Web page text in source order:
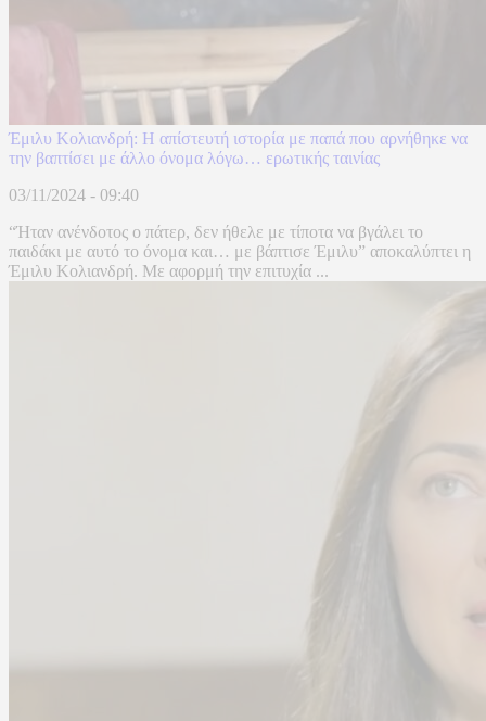
Έμιλυ Κολιανδρή: Η απίστευτή ιστορία με παπά που αρνήθηκε να
την βαπτίσει με άλλο όνομα λόγω… ερωτικής ταινίας
03/11/2024 - 09:40
“Ήταν ανένδοτος ο πάτερ, δεν ήθελε με τίποτα να βγάλει το
παιδάκι με αυτό το όνομα και… με βάπτισε Έμιλυ” αποκαλύπτει η
Έμιλυ Κολιανδρή. Με αφορμή την επιτυχία ...